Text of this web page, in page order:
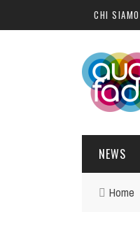
CHI SIAMO
NEWS
Home